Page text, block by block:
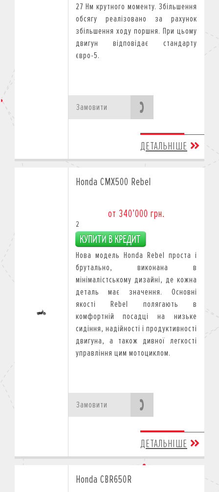
27 Нм крутного моменту. Збільшення
обсягу реалізовано за рахунок
збільшення ходу поршня. При цьому
двигун відповідає стандарту
євро-5.
Замовити
ДЕТАЛЬНІШЕ
Honda CMX500 Rebel
от 340’000 грн.
2
Нова модель Honda Rebel проста і
брутально, виконана в
мінімалістському дизайні, де кожна
деталь має значення. Основні
якості Rebel полягають в
комфортній посадці на низьке
сидіння, надійності і продуктивності
двигуна, а також дивної легкості
управління цим мотоциклом.
Замовити
ДЕТАЛЬНІШЕ
Honda CBR650R